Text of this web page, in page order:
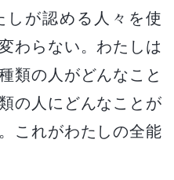
しが認める人々を使
わらない。わたしは
類の人がどんなこと
の人にどんなことが
これがわたしの全能